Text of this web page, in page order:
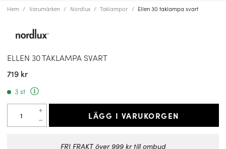
Hem Varumärken Nordlux Taklampor Ellen 30 taklampa svart
ELLEN 30 TAKLAMPA SVART
719 kr
3 st
LÄGG I VARUKORGEN
FRI FRAKT över 999 kr till ombud